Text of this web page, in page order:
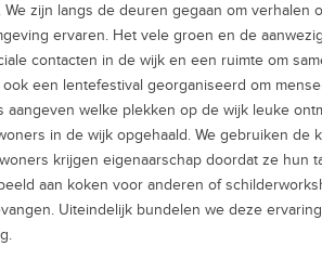
zijn langs de deuren gegaan om verhalen
ervaren. Het vele groen en de
contacten in de wijk en een ruimte om
een lentefestival georganiseerd om
welke plekken op de wijk leuke
in de wijk opgehaald. We gebruiken de
krijgen eigenaarschap doordat ze hun
aan koken voor anderen of
Uiteindelijk bundelen we deze